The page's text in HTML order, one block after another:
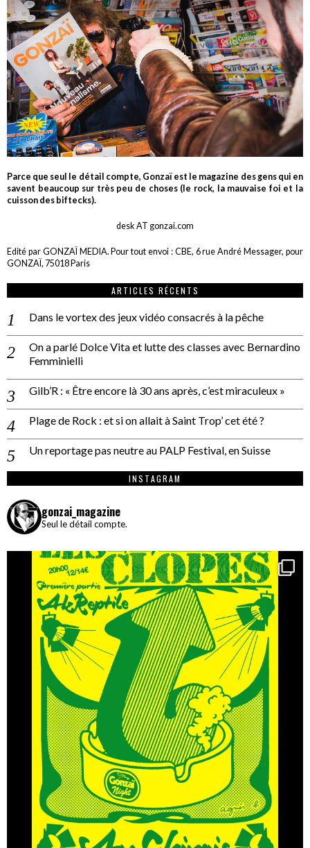
Parce que seul le détail compte, Gonzaï est le magazine des gens qui en
savent beaucoup sur très peu de choses (le rock, la mauvaise foi et la
cuisson des biftecks).
desk AT gonzai.com
Edité par GONZAÏ MEDIA. Pour tout envoi : CBE, 6 rue André Messager, pour
GONZAÏ, 75018 Paris
ARTICLES RÉCENTS
Dans le vortex des jeux vidéo consacrés à la pêche
On a parlé Dolce Vita et lutte des classes avec Bernardino
Femminielli
Gilb’R : « Être encore là 30 ans après, c’est miraculeux »
Plage de Rock : et si on allait à Saint Trop’ cet été ?
Un reportage pas neutre au PALP Festival, en Suisse
INSTAGRAM
gonzai_magazine
Seul le détail compte.